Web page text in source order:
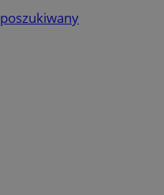
poszukiwany